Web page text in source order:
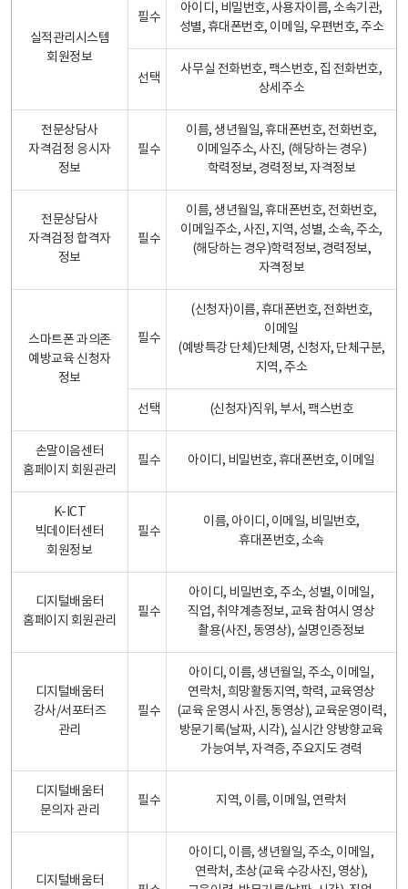
실적관리시스템
회원정보
필수
아이디, 비밀번호, 사용자이름, 소속기관,
성별, 휴대폰번호, 이메일, 우편번호, 주소
선택
사무실 전화번호, 팩스번호, 집 전화번호,
상세주소
전문상담사
자격검정 응시자
정보
필수
이름, 생년월일, 휴대폰번호, 전화번호,
이메일주소, 사진, (해당하는 경우)
학력정보, 경력정보, 자격정보
전문상담사
자격검정 합격자
정보
필수
이름, 생년월일, 휴대폰번호, 전화번호,
이메일주소, 사진, 지역, 성별, 소속, 주소,
(해당하는 경우)학력정보, 경력정보,
자격정보
스마트폰 과의존
예방교육 신청자
정보
필수
(신청자)이름, 휴대폰번호, 전화번호,
이메일
(예방특강 단체)단체명, 신청자, 단체구분,
지역, 주소
선택 (신청자)직위, 부서, 팩스번호
손말이음센터
홈페이지 회원관리
필수 아이디, 비밀번호, 휴대폰번호, 이메일
K-ICT
빅데이터센터
회원정보
필수
이름, 아이디, 이메일, 비밀번호,
휴대폰번호, 소속
디지털배움터
홈페이지 회원관리
필수
아이디, 비밀번호, 주소, 성별, 이메일,
직업, 취약계층정보, 교육 참여시 영상
촬용(사진, 동영상), 실명인증정보
디지털배움터
강사/서포터즈
관리
필수
아이디, 이름, 생년월일, 주소, 이메일,
연락처, 희망활동지역, 학력, 교육영상
(교육 운영시 사진, 동영상), 교육운영이력,
방문기록(날짜, 시각), 실시간 양방향교육
가능여부, 자격증, 주요지도 경력
디지털배움터
문의자 관리
필수 지역, 이름, 이메일, 연락처
디지털배움터
아이디, 이름, 생년월일, 주소, 이메일,
연락처, 초상(교육 수강사진, 영상),